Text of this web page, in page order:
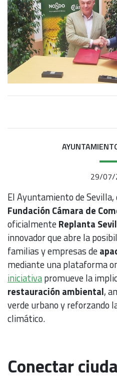
29/07/
El Ayuntamiento de Sevilla,
Fundación Cámara de
oficialmenteReplanta
innovador que abre la
familias y empresas de
mediante una plataforma
iniciativapromueve la
restauración ambiental,
verde urbano y reforzando
climático.
Conectar